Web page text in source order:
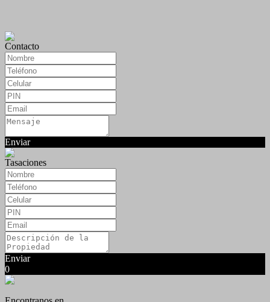
Contacto
Enviar
Tasaciones
Enviar
0